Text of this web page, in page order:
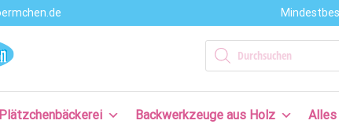
Ausstechformen
– Backformen
Große Auswahl
an
Products search
Backwerkzeuge aus Holz